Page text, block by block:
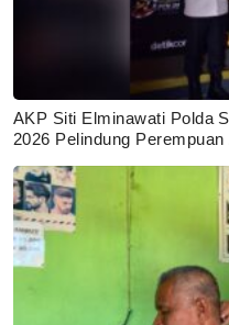
AKP Siti Elminawati Polda
2026 Pelindung Perempuan